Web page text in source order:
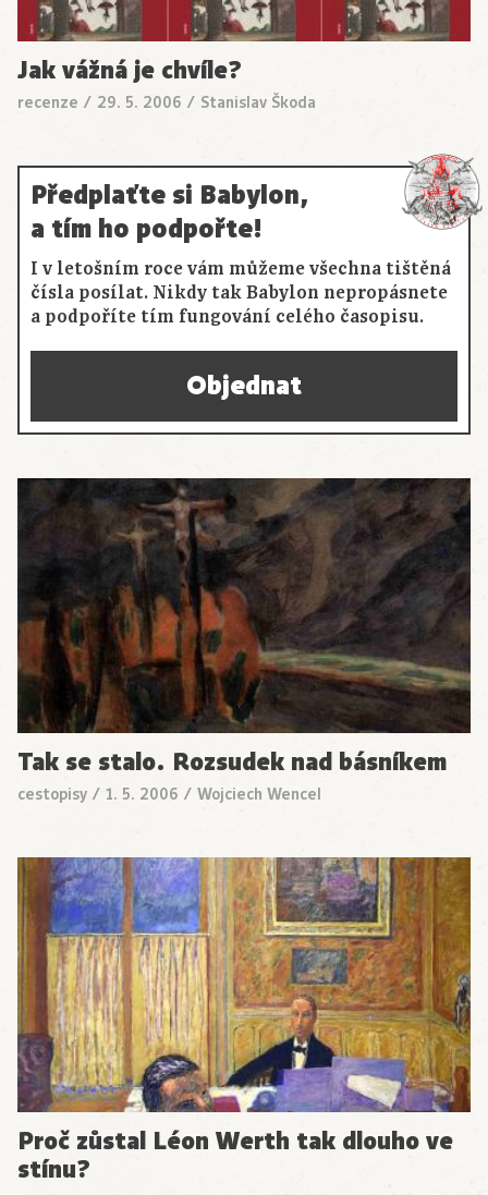
Jak vážná je chvíle?
recenze / 29. 5. 2006 / Stanislav Škoda
Předplaťte si Babylon,
a tím ho podpořte!
I v letošním roce vám můžeme všechna tištěná
čísla posílat. Nikdy tak Babylon nepropásnete
a podpoříte tím fungování celého časopisu.
Objednat
Tak se stalo. Rozsudek nad básníkem
cestopisy / 1. 5. 2006 / Wojciech Wencel
Proč zůstal Léon Werth tak dlouho ve
stínu?